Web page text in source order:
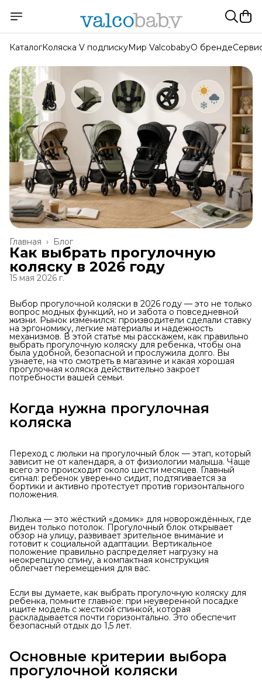
КаталогКоляска V подпискуМир ValcobabyО бренде
Блог
Главная ›
Как выбрать прогулочную
коляску в 2026 году
15 мая 2026 г.
Выбор прогулочной коляски в 2026 году — это не только
вопрос модных функций, но и забота о повседневной
жизни. Рынок изменился: производители сделали ставку
на эргономику, легкие материалы и надежность
механизмов. В этой статье мы расскажем, как правильно
выбрать прогулочную коляску для ребенка, чтобы она
была удобной, безопасной и прослужила долго. Вы
узнаете, на что смотреть в магазине и какая хорошая
прогулочная коляска действительно закроет
потребности вашей семьи.
Когда нужна прогулочная
коляска
Переход с люльки на прогулочный блок — этап, который
зависит не от календаря, а от физиологии малыша. Чаще
всего это происходит около шести месяцев. Главный
сигнал: ребенок уверенно сидит, подтягивается за
бортики и активно протестует против горизонтального
положения.
Люлька — это жёсткий «домик» для новорождённых, где
виден только потолок. Прогулочный блок открывает
обзор на улицу, развивает зрительное внимание и
готовит к социальной адаптации. Вертикальное
положение правильно распределяет нагрузку на
неокрепшую спину, а компактная конструкция
облегчает перемещения для вас.
Если вы думаете, как выбрать прогулочную коляску для
ребенка, помните главное: при неуверенной посадке
ищите модель с жесткой спинкой, которая
раскладывается почти горизонтально. Это обеспечит
безопасный отдых до 1,5 лет.
Основные критерии выбора
прогулочной коляски